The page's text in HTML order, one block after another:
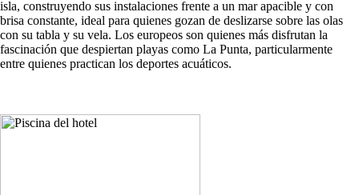
isla, construyendo sus instalaciones frente a un mar apacible y con
brisa constante, ideal para quienes gozan de deslizarse sobre las olas
con su tabla y su vela. Los europeos son quienes más disfrutan la
fascinación que despiertan playas como La Punta, particularmente
entre quienes practican los deportes acuáticos.